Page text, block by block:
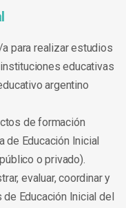
para realizar estudios
educativas
argentino
de formación
de Educación Inicial
o privado).
evaluar, coordinar y
Educación Inicial del